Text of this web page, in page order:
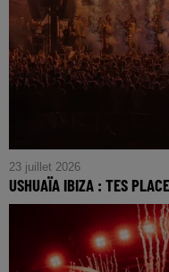
23 juillet 2026
USHUAÏA IBIZA : TES